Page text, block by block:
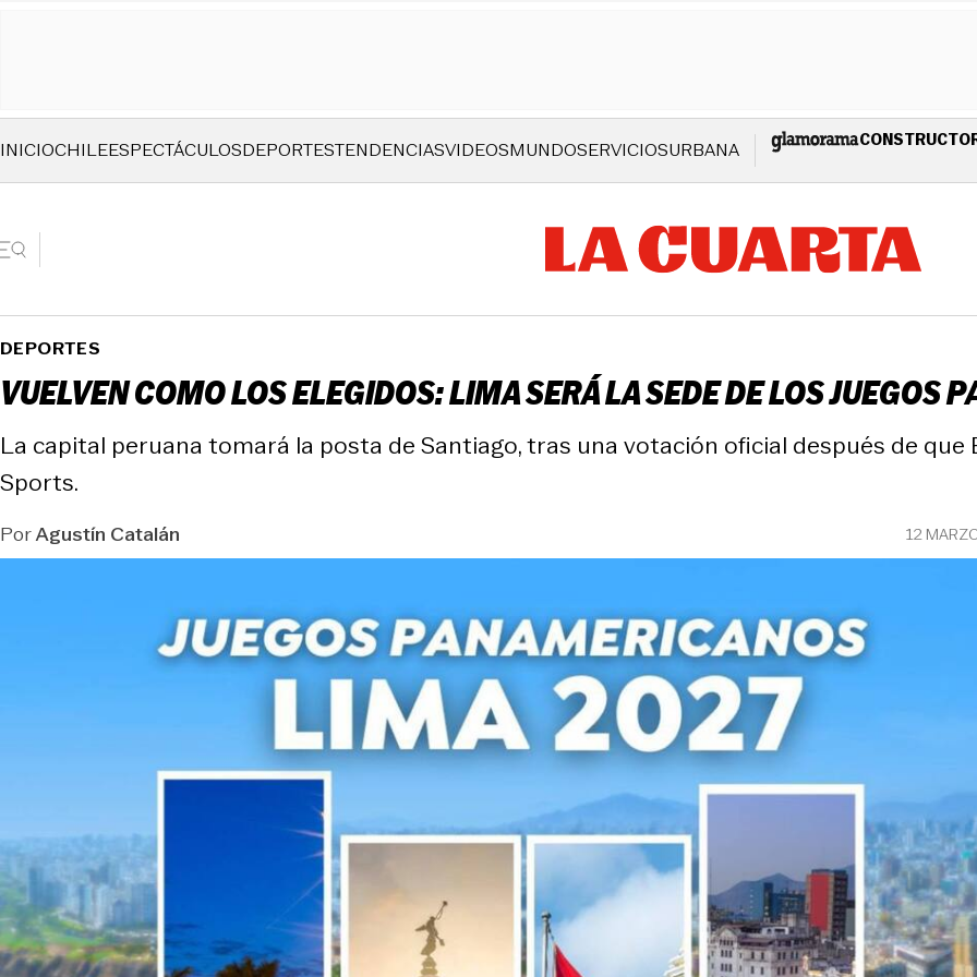
INICIOCHILEESPECTÁCULOSDEPORTESTENDENCIASVIDEOSMUNDOSERVICIOSURBANA
DEPORTES
VUELVEN COMO LOS ELEGIDOS: LIMA SERÁ LA SEDE DE LOS
La capital peruana tomará la posta de Santiago, tras una votación oficial después de
Sports.
PorAgustín Catalán 12